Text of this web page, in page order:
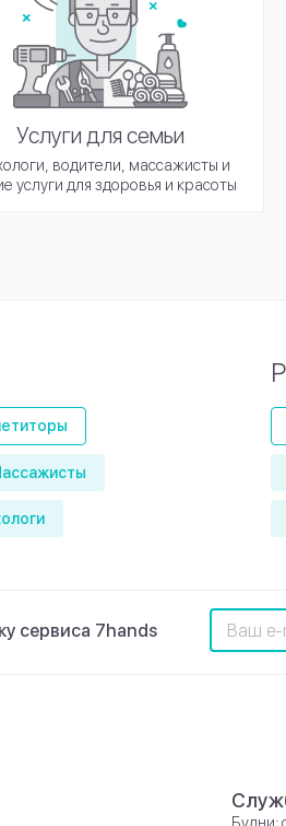
Услуги для семьи
водители, массажисты и
услуги для здоровья и красоты
сервиса 7hands